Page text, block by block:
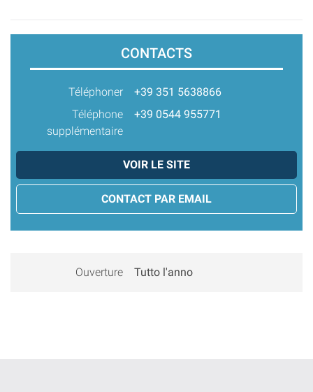
CONTACTS
Téléphoner
+39 351 5638866
Téléphone
supplémentaire
+39 0544 955771
VOIR LE SITE
CONTACT PAR EMAIL
Ouverture Tutto l'anno